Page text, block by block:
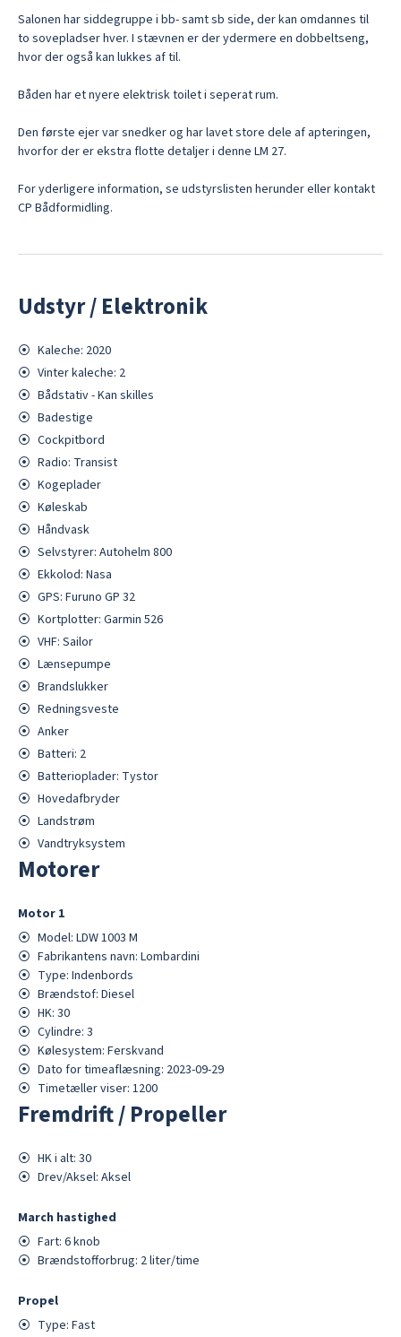
Salonen har siddegruppe i bb- samt sb side, der kan omdannes til
to sovepladser hver. I stævnen er der ydermere en dobbeltseng,
hvor der også kan lukkes af til.
Båden har et nyere elektrisk toilet i seperat rum.
Den første ejer var snedker og har lavet store dele af apteringen,
hvorfor der er ekstra flotte detaljer i denne LM 27.
For yderligere information, se udstyrslisten herunder eller kontakt
CP Bådformidling.
Udstyr / Elektronik
⦿ Kaleche: 2020
⦿ Vinter kaleche: 2
⦿ Bådstativ - Kan skilles
⦿ Badestige
⦿ Cockpitbord
⦿ Radio: Transist
⦿ Kogeplader
⦿ Køleskab
⦿ Håndvask
⦿ Selvstyrer: Autohelm 800
⦿ Ekkolod: Nasa
⦿ GPS: Furuno GP 32
⦿ Kortplotter: Garmin 526
⦿ VHF: Sailor
⦿ Lænsepumpe
⦿ Brandslukker
⦿ Redningsveste
⦿ Anker
⦿ Batteri: 2
⦿ Batterioplader: Tystor
⦿ Hovedafbryder
⦿ Landstrøm
⦿ Vandtryksystem
Motorer
Motor 1
⦿ Model: LDW 1003 M
⦿ Fabrikantens navn: Lombardini
⦿ Type: Indenbords
⦿ Brændstof: Diesel
⦿ HK: 30
⦿ Cylindre: 3
⦿ Kølesystem: Ferskvand
⦿ Dato for timeaflæsning: 2023-09-29
⦿ Timetæller viser: 1200
Fremdrift / Propeller
⦿ HK i alt: 30
⦿ Drev/Aksel: Aksel
March hastighed
⦿ Fart: 6knob
⦿ Brændstofforbrug: 2liter/time
Propel
⦿ Type: Fast